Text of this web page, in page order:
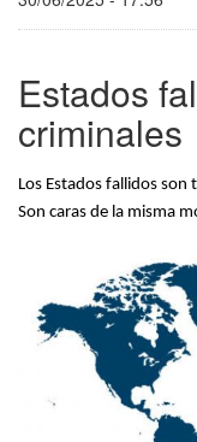
Estados
criminales
Los Estados fallidos son
Son caras de la misma